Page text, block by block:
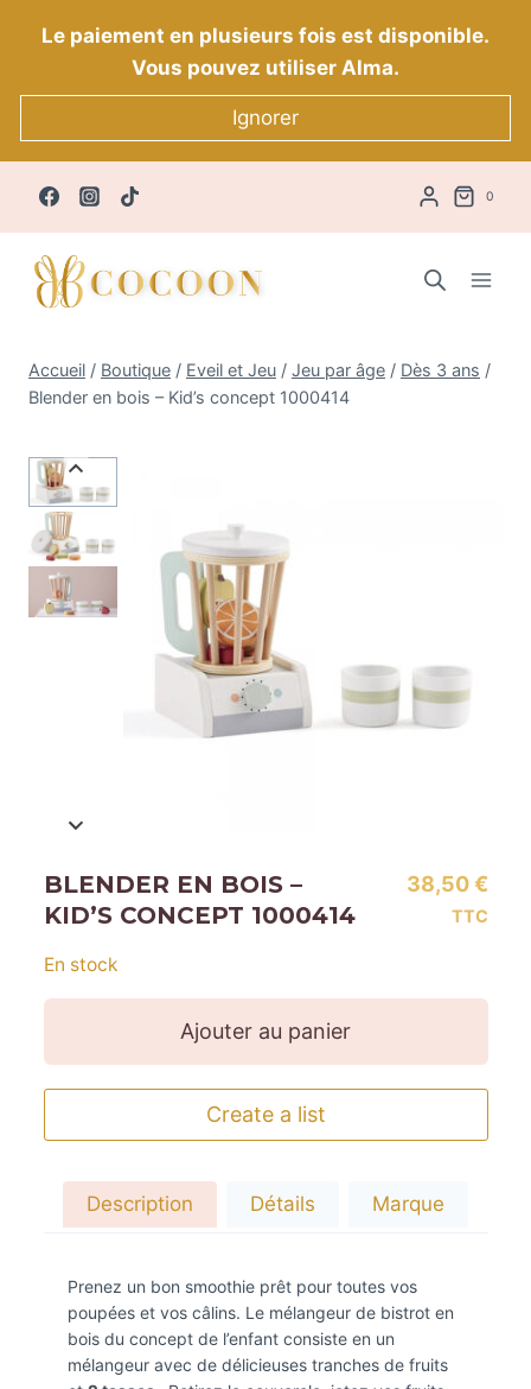
Le paiement en plusieurs fois est disponible.
Vous pouvez utiliser Alma.
Ignorer
0
Accueil / Boutique / Eveil et Jeu / Jeu par âge / Dès 3 ans /
Blender en bois – Kid’s concept 1000414
BLENDER EN BOIS –
KID’S CONCEPT 1000414
38,50€
TTC
En stock
Ajouter au panier
Create a list
Description Détails Marque
Prenez un bon smoothie prêt pour toutes vos
poupées et vos câlins. Le mélangeur de bistrot en
bois du concept de l’enfant consiste en un
mélangeur avec de délicieuses tranches de fruits